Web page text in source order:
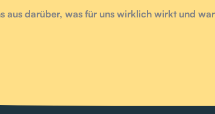
aus darüber, was für uns wirklich wirkt und